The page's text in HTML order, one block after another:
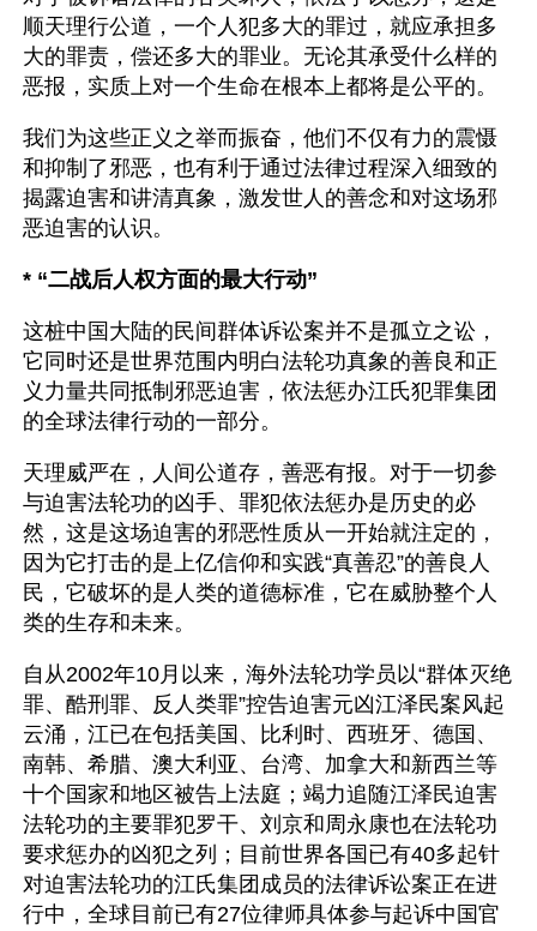
顺天理行公道，一个人犯多大的罪过，就应承担多
大的罪责，偿还多大的罪业。无论其承受什么样的
恶报，实质上对一个生命在根本上都将是公平的。
我们为这些正义之举而振奋，他们不仅有力的震慑
和抑制了邪恶，也有利于通过法律过程深入细致的
揭露迫害和讲清真象，激发世人的善念和对这场邪
恶迫害的认识。
* “二战后人权方面的最大行动”
这桩中国大陆的民间群体诉讼案并不是孤立之讼，
它同时还是世界范围内明白法轮功真象的善良和正
义力量共同抵制邪恶迫害，依法惩办江氏犯罪集团
的全球法律行动的一部分。
天理威严在，人间公道存，善恶有报。对于一切参
与迫害法轮功的凶手、罪犯依法惩办是历史的必
然，这是这场迫害的邪恶性质从一开始就注定的，
因为它打击的是上亿信仰和实践“真善忍”的善良人
民，它破坏的是人类的道德标准，它在威胁整个人
类的生存和未来。
自从2002年10月以来，海外法轮功学员以“群体灭绝
罪、酷刑罪、反人类罪”控告迫害元凶江泽民案风起
云涌，江已在包括美国、比利时、西班牙、德国、
南韩、希腊、澳大利亚、台湾、加拿大和新西兰等
十个国家和地区被告上法庭；竭力追随江泽民迫害
法轮功的主要罪犯罗干、刘京和周永康也在法轮功
要求惩办的凶犯之列；目前世界各国已有40多起针
对迫害法轮功的江氏集团成员的法律诉讼案正在进
行中，全球目前已有27位律师具体参与起诉中国官